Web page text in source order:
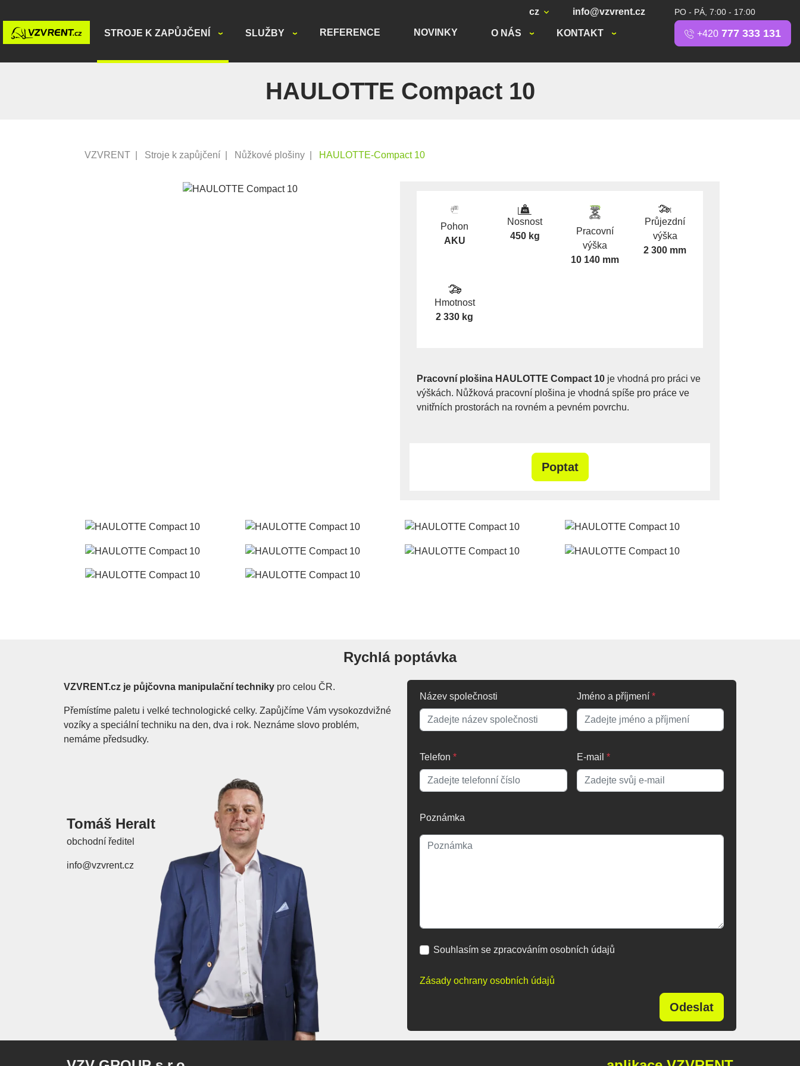
STROJE K ZAPŮJČENÍ SLUŽBY REFERENCE NOVINKY O NÁS KONTAKT
cz info@vzvrent.cz PO - PÁ, 7:00 - 17:00
+420 777 333 131
HAULOTTE Compact 10
VZVRENT Stroje k zapůjčení Nůžkové plošiny HAULOTTE-Compact 10
Pohon
AKU
Nosnost
450 kg
Pracovní
výška
10 140 mm
Průjezdní
výška
2 300 mm
Hmotnost
2 330 kg
Pracovní plošina HAULOTTE Compact 10 je vhodná pro práci ve
výškách. Nůžková pracovní plošina je vhodná spíše pro práce ve
vnitřních prostorách na rovném a pevném povrchu.
Poptat
Rychlá poptávka
VZVRENT.cz je půjčovna manipulační techniky pro celou ČR.
Přemístíme paletu i velké technologické celky. Zapůjčíme Vám vysokozdvižné
vozíky a speciální techniku na den, dva i rok. Neznáme slovo problém,
nemáme předsudky.
Tomáš Heralt
obchodní ředitel
info@vzvrent.cz
Název společnosti Jméno a příjmení *
Telefon * E-mail *
Poznámka
Souhlasím se zpracováním osobních údajů
Zásady ochrany osobních údajů
Odeslat